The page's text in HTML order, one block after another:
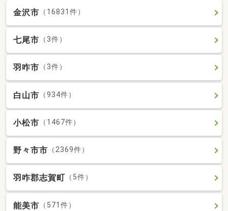
金沢市 （16831件）
七尾市 （3件）
羽咋市 （3件）
白山市 （934件）
小松市 （1467件）
野々市市 （2369件）
羽咋郡志賀町 （5件）
能美市 （571件）